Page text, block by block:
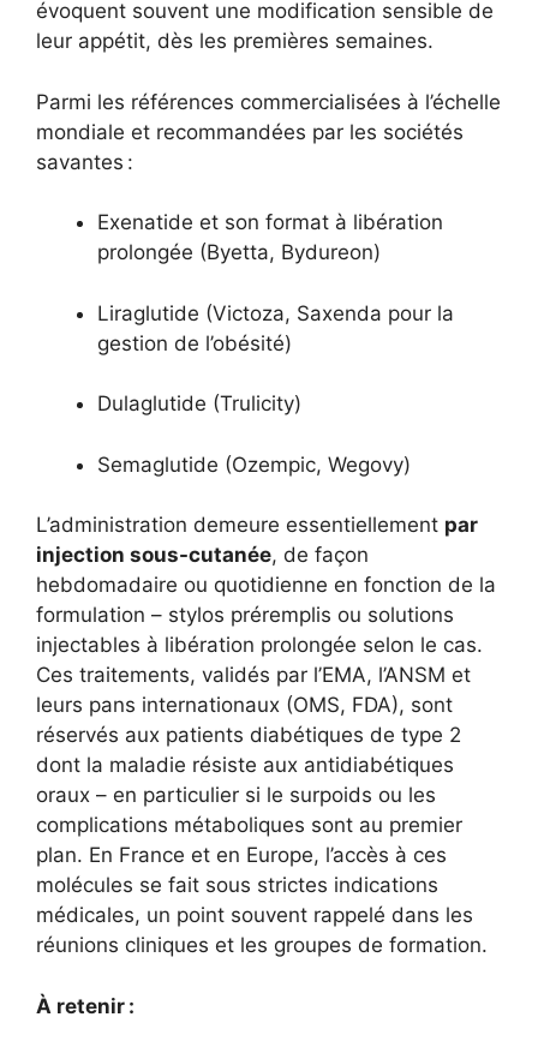
évoquent souvent une modification sensible de
leur appétit, dès les premières semaines.
Parmi les références commercialisées à l’échelle
mondiale et recommandées par les sociétés
savantes :
Exenatide et son format à libération
prolongée (Byetta, Bydureon)
Liraglutide (Victoza, Saxenda pour la
gestion de l’obésité)
Dulaglutide (Trulicity)
Semaglutide (Ozempic, Wegovy)
L’administration demeure essentiellement par
injection sous-cutanée, de façon
hebdomadaire ou quotidienne en fonction de la
formulation – stylos préremplis ou solutions
injectables à libération prolongée selon le cas.
Ces traitements, validés par l’EMA, l’ANSM et
leurs pans internationaux (OMS, FDA), sont
réservés aux patients diabétiques de type 2
dont la maladie résiste aux antidiabétiques
oraux – en particulier si le surpoids ou les
complications métaboliques sont au premier
plan. En France et en Europe, l’accès à ces
molécules se fait sous strictes indications
médicales, un point souvent rappelé dans les
réunions cliniques et les groupes de formation.
À retenir :